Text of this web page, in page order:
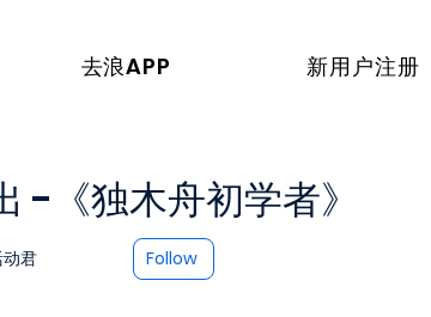
去浪APP 新用户注册
-《独木舟初学者》
君 Follow